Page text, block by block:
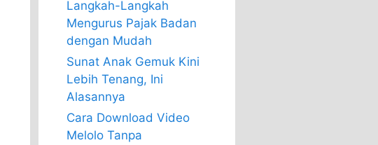
Langkah-Langkah
Mengurus Pajak Badan
dengan Mudah
Sunat Anak Gemuk Kini
Lebih Tenang, Ini
Alasannya
Cara Download Video
Melolo Tanpa